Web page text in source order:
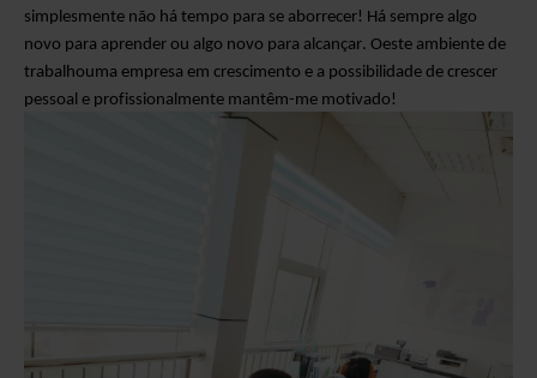
simplesmente não há tempo para se aborrecer! Há sempre algo
novo para aprender ou algo novo para alcançar. Oeste ambiente de
trabalhouma empresa em crescimento e a possibilidade de crescer
pessoal e profissionalmente mantêm-me motivado!